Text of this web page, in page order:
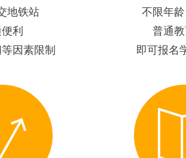
地铁站
利
因素限制
不限年
普通
即可报名